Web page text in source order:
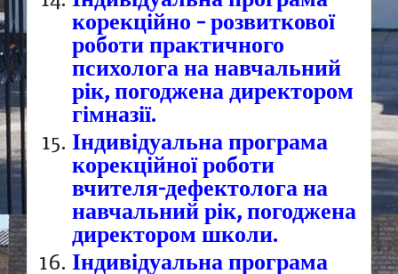
корекційно – розвиткової
роботи практичного
психолога на навчальний
рік, погоджена директором
гімназії.
Індивідуальна програма
корекційної роботи
вчителя-дефектолога на
навчальний рік, погоджена
директором школи.
Індивідуальна програма